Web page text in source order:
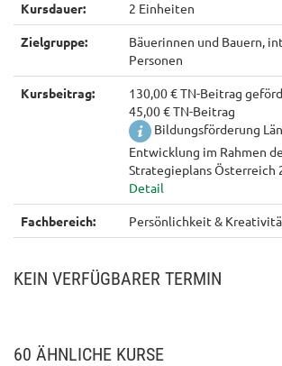
Kursdauer: 2 Einheiten
Zielgruppe:
Bäuerinnen und Bauern,
Personen
Kursbeitrag:
130,00 € TN-Beitrag
45,00 € TN-Beitrag
Bildungsförderung
Entwicklung im Rahmen
Strategieplans Österreich
Fachbereich: Persönlichkeit &
KEIN VERFÜGBARER TERMIN
60 ÄHNLICHE KURSE